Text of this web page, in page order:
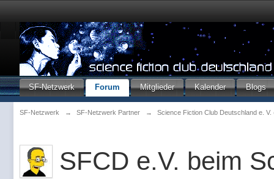
SF-Netzwerk Forum Mitglieder Kalender Blogs
SF-Netzwerk → SF-Netzwerk Partner → Science Fiction Club Deutschland e. V.
SFCD e.V. beim